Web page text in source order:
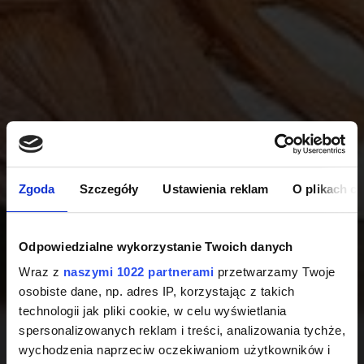
Zgoda Szczegóły Ustawienia reklam O plikach
Odpowiedzialne wykorzystanie Twoich danych
Wraz z naszymi 1022 partnerami przetwarzamy Twoje
osobiste dane, np. adres IP, korzystając z takich
technologii jak pliki cookie, w celu wyświetlania
spersonalizowanych reklam i treści, analizowania tychże,
wychodzenia naprzeciw oczekiwaniom użytkowników i